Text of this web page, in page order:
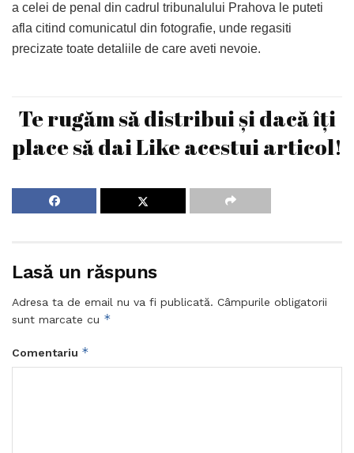
a celei de penal din cadrul tribunalului Prahova le puteti
afla citind comunicatul din fotografie, unde regasiti
precizate toate detaliile de care aveti nevoie.
Te rugăm să distribui și dacă îți
place să dai Like acestui articol!
Lasă un răspuns
Adresa ta de email nu va fi publicată. Câmpurile obligatorii
sunt marcate cu *
Comentariu *